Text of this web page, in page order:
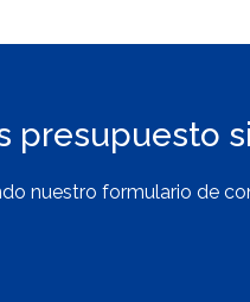
presupuesto
nuestro formulario de